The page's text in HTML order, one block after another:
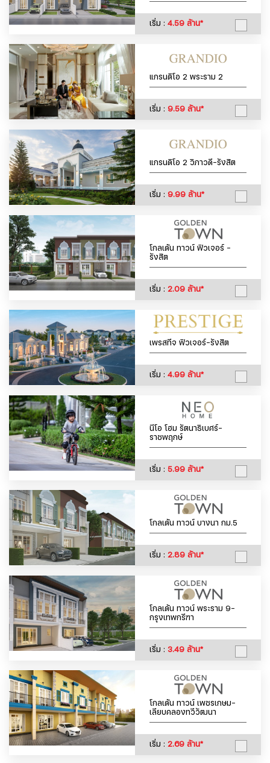
เริ่ม : 4.59 ล้าน*
แกรนดิโอ 2 พระราม 2
เริ่ม : 9.59 ล้าน*
แกรนดิโอ 2 วิภาวดี-รังสิต
เริ่ม : 9.99 ล้าน*
โกลเด้น ทาวน์ ฟิวเจอร์ -
รังสิต
เริ่ม : 2.09 ล้าน*
เพรสทีจ ฟิวเจอร์-รังสิต
เริ่ม : 4.99 ล้าน*
นีโอ โฮม รัตนาธิเบศร์-
ราชพฤกษ์
เริ่ม : 5.99 ล้าน*
โกลเด้น ทาวน์ บางนา กม.5
เริ่ม : 2.89 ล้าน*
โกลเด้น ทาวน์ พระราม 9-
กรุงเทพกรีฑา
เริ่ม : 3.49 ล้าน*
โกลเด้น ทาวน์ เพชรเกษม-
เลียบคลองทวีวัฒนา
เริ่ม : 2.69 ล้าน*